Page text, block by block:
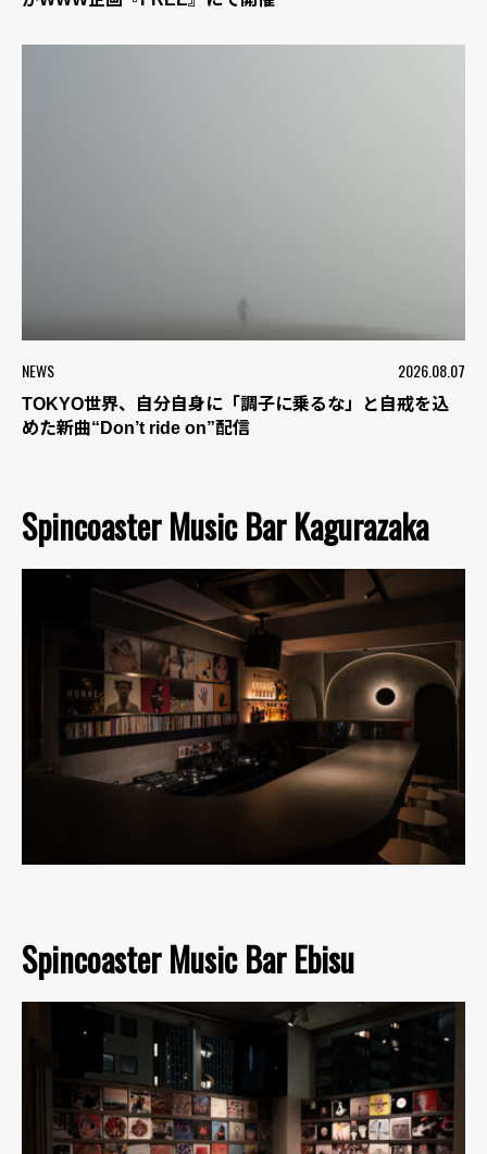
NEWS 2026.08.07
TOKYO世界、自分自身に「調子に乗るな」と自戒を込
めた新曲“Don’t ride on”配信
Spincoaster Music Bar Kagurazaka
Spincoaster Music Bar Ebisu